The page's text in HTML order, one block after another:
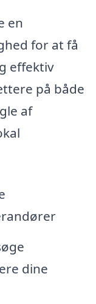
en
for at få
effektiv
på både
af
dine